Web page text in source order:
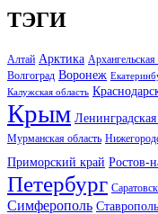
ТЭГИ
Алтай Арктика Архангельская
Волгоград Воронеж
Калужская область
Крым Ленинградская
Мурманская область
Приморский край Ростов-
Петербург
Симферополь